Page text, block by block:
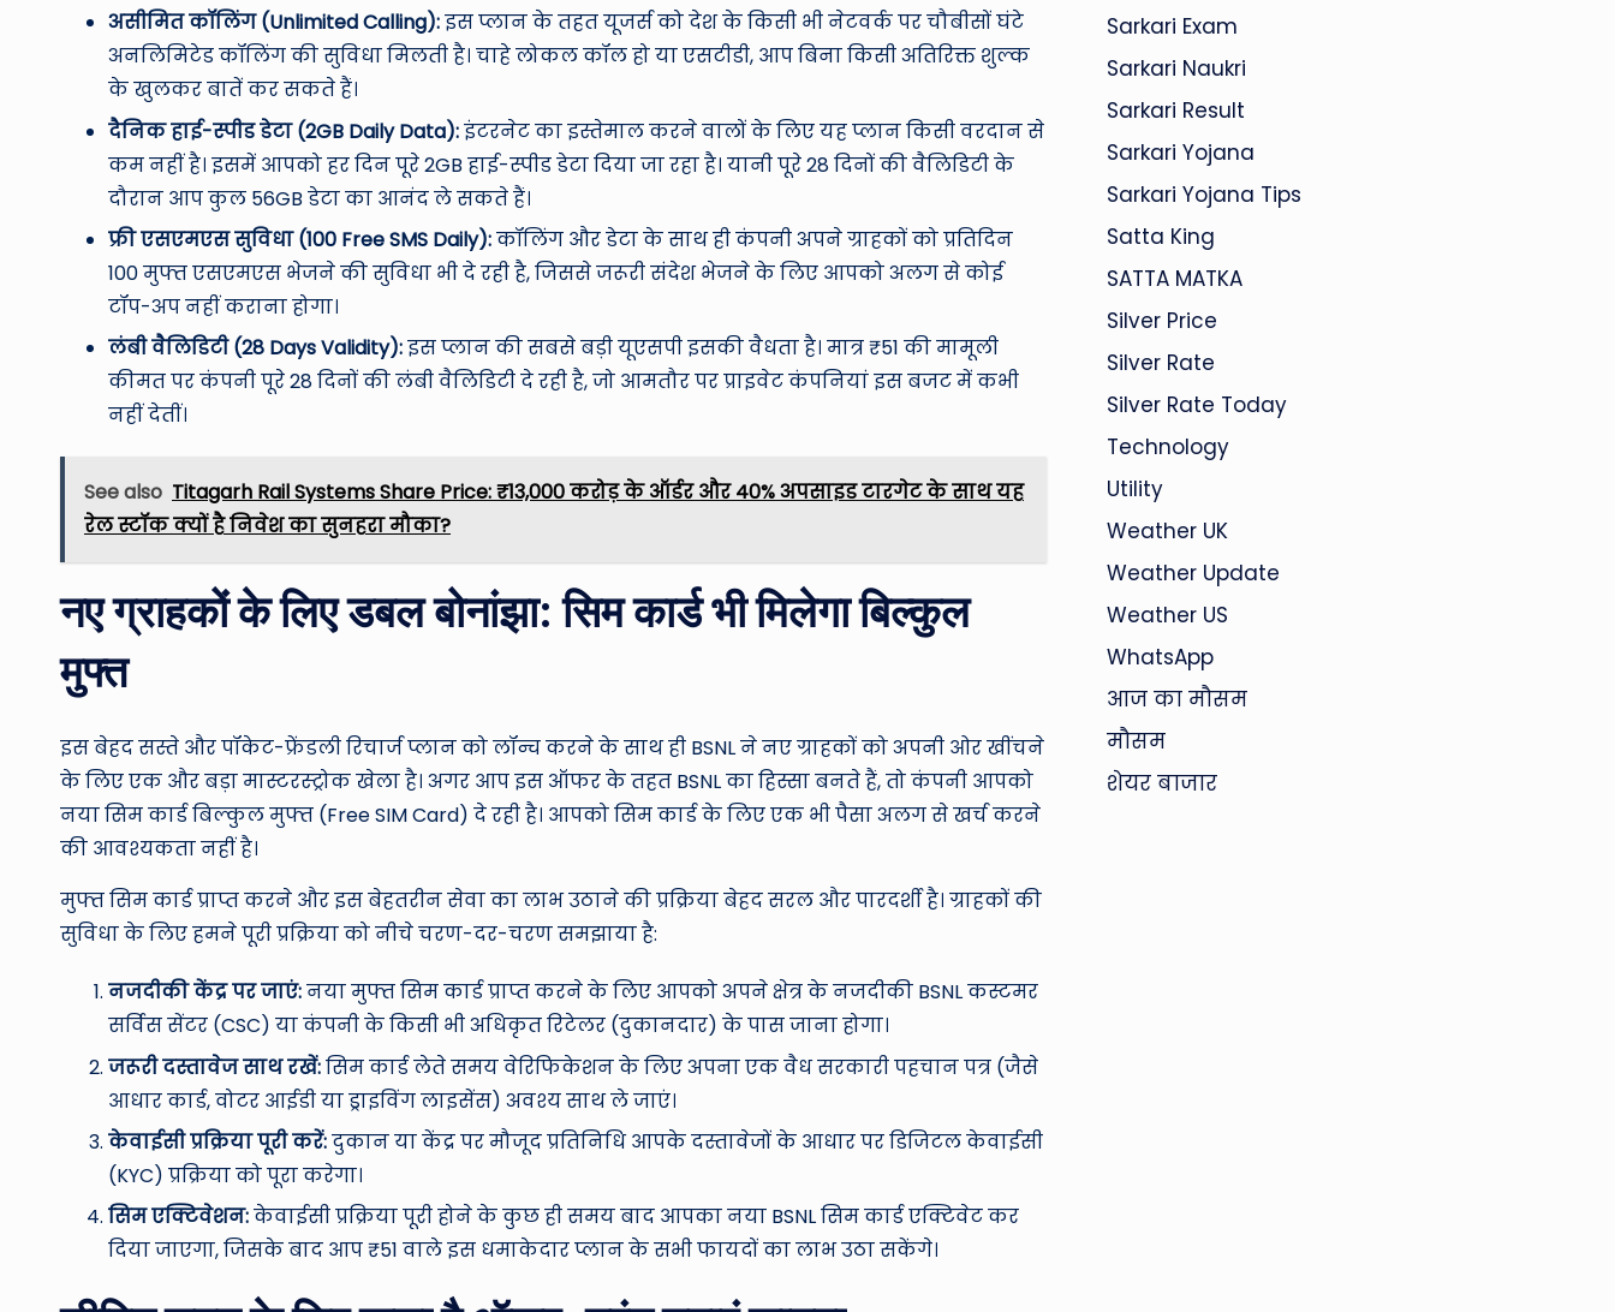
असीमित कॉलिंग (Unlimited Calling):इस प्लान के तहत यूजर्स को देश के किसी भी नेटवर्क पर चौबीसों घंटे
अनलिमिटेड कॉलिंग की सुविधा मिलती है। चाहे लोकल कॉल हो या एसटीडी, आप बिना किसी अतिरिक्त शुल्क
के खुलकर बातें कर सकते हैं।
दैनिक हाई-स्पीड डेटा (2GB Daily Data):इंटरनेट का इस्तेमाल करने वालों के लिए यह प्लान किसी वरदान से
कम नहीं है। इसमें आपको हर दिन पूरे 2GB हाई-स्पीड डेटा दिया जा रहा है। यानी पूरे 28 दिनों की वैलिडिटी के
दौरान आप कुल 56GB डेटा का आनंद ले सकते हैं।
फ्री एसएमएस सुविधा (100 Free SMS Daily):कॉलिंग और डेटा के साथ ही कंपनी अपने ग्राहकों को प्रतिदिन
100 मुफ्त एसएमएस भेजने की सुविधा भी दे रही है, जिससे जरूरी संदेश भेजने के लिए आपको अलग से कोई
टॉप-अप नहीं कराना होगा।
लंबी वैलिडिटी (28 Days Validity):इस प्लान की सबसे बड़ी यूएसपी इसकी वैधता है। मात्र ₹51 की मामूली
कीमत पर कंपनी पूरे 28 दिनों की लंबी वैलिडिटी दे रही है, जो आमतौर पर प्राइवेट कंपनियां इस बजट में कभी
नहीं देतीं।
See also Titagarh Rail Systems Share Price: ₹13,000 करोड़ के ऑर्डर और 40% अपसाइड टारगेट के साथ यह
रेल स्टॉक क्यों है निवेश का सुनहरा मौका?
नए ग्राहकों के लिए डबल बोनांझा: सिम कार्ड भी मिलेगा बिल्कुल
मुफ्त
इस बेहद सस्ते और पॉकेट-फ्रेंडली रिचार्ज प्लान को लॉन्च करने के साथ ही BSNL ने नए ग्राहकों को अपनी ओर खींचने
के लिए एक और बड़ा मास्टरस्ट्रोक खेला है। अगर आप इस ऑफर के तहत BSNL का हिस्सा बनते हैं, तो कंपनी आपको
नया सिम कार्ड बिल्कुल मुफ्त (Free SIM Card) दे रही है। आपको सिम कार्ड के लिए एक भी पैसा अलग से खर्च करने
की आवश्यकता नहीं है।
मुफ्त सिम कार्ड प्राप्त करने और इस बेहतरीन सेवा का लाभ उठाने की प्रक्रिया बेहद सरल और पारदर्शी है। ग्राहकों की
सुविधा के लिए हमने पूरी प्रक्रिया को नीचे चरण-दर-चरण समझाया है:
नजदीकी केंद्र पर जाएं:नया मुफ्त सिम कार्ड प्राप्त करने के लिए आपको अपने क्षेत्र के नजदीकी BSNL कस्टमर
सर्विस सेंटर (CSC) या कंपनी के किसी भी अधिकृत रिटेलर (दुकानदार) के पास जाना होगा।
जरूरी दस्तावेज साथ रखें:सिम कार्ड लेते समय वेरिफिकेशन के लिए अपना एक वैध सरकारी पहचान पत्र (जैसे
आधार कार्ड, वोटर आईडी या ड्राइविंग लाइसेंस) अवश्य साथ ले जाएं।
केवाईसी प्रक्रिया पूरी करें:दुकान या केंद्र पर मौजूद प्रतिनिधि आपके दस्तावेजों के आधार पर डिजिटल केवाईसी
(KYC) प्रक्रिया को पूरा करेगा।
सिम एक्टिवेशन:केवाईसी प्रक्रिया पूरी होने के कुछ ही समय बाद आपका नया BSNL सिम कार्ड एक्टिवेट कर
दिया जाएगा, जिसके बाद आप ₹51 वाले इस धमाकेदार प्लान के सभी फायदों का लाभ उठा सकेंगे।
Sarkari Exam
Sarkari Naukri
Sarkari Result
Sarkari Yojana
Sarkari Yojana Tips
Satta King
SATTA MATKA
Silver Price
Silver Rate
Silver Rate Today
Technology
Utility
Weather UK
Weather Update
Weather US
WhatsApp
आज का मौसम
मौसम
शेयर बाजार